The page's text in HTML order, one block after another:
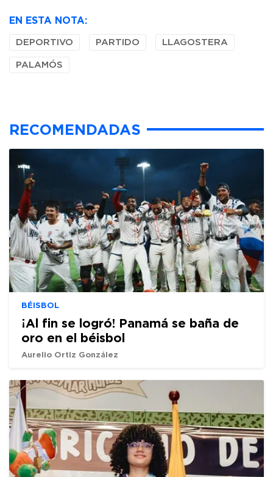
EN ESTA NOTA:
DEPORTIVO PARTIDO LLAGOSTERA
PALAMÓS
RECOMENDADAS
BÉISBOL
¡Al fin se logró! Panamá se baña de
oro en el béisbol
Aurelio Ortiz González